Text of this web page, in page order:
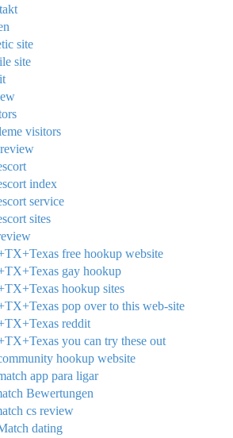
site
site
visitors
index
service
sites
free hookup website
gay hookup
hookup sites
pop over to this web-site
reddit
you can try these out
hookup website
app para ligar
Bewertungen
cs review
dating